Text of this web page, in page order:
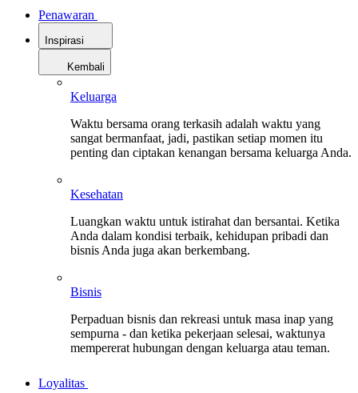
Penawaran
Inspirasi
Kembali
Keluarga
Waktu bersama orang terkasih adalah waktu yang
sangat bermanfaat, jadi, pastikan setiap momen itu
penting dan ciptakan kenangan bersama keluarga Anda.
Kesehatan
Luangkan waktu untuk istirahat dan bersantai. Ketika
Anda dalam kondisi terbaik, kehidupan pribadi dan
bisnis Anda juga akan berkembang.
Bisnis
Perpaduan bisnis dan rekreasi untuk masa inap yang
sempurna - dan ketika pekerjaan selesai, waktunya
mempererat hubungan dengan keluarga atau teman.
Loyalitas